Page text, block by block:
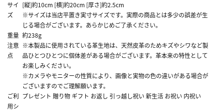
サイ
ズ
[縦]約10cm [横]約20cm [厚さ]約2.5cm
※サイズは当店平置き実寸サイズです。実際の商品とは多少の誤差が生
じる場合がございます。あらかじめご了承ください。
重量 約238g
注意
点
※本製品に使用されている革生地は、天然皮革のためキズやシワなど製
品ひとつひとつに個体差がある場合がございます。革本来の特性として
お楽しみください。
※カメラやモニターの性質により、画像と実物の色の違いがある場合が
ございますのでご理解願います。
ご利
用シ
プレゼント 贈り物 ギフト お返し 引っ越し祝い 新生活 お祝い 内祝い